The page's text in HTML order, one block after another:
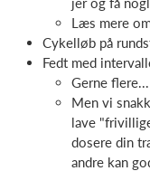
Læs mere
Cykelløb på
Fedt med
Gerne flere...
Men vi
lave
dosere din
andre kan